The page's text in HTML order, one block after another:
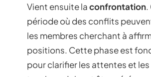
Vient ensuite laconfrontation.
période où des conflits
les membres cherchant à
positions. Cette phase est
pour clarifier les attentes et les